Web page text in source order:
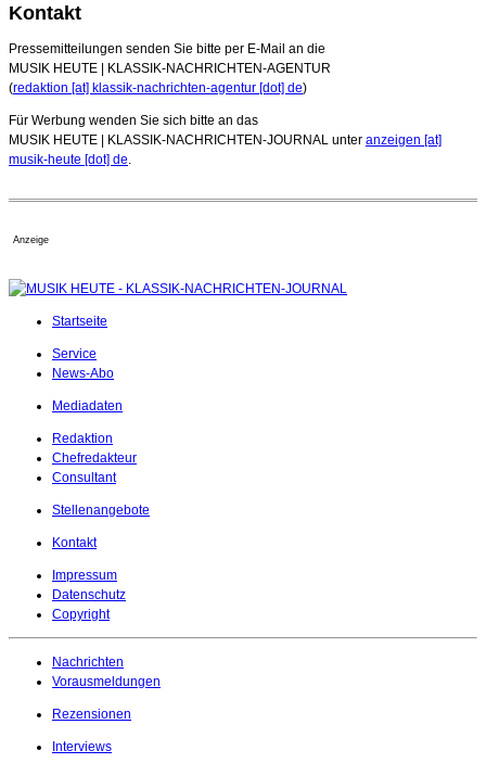
Kontakt
Pressemitteilungen senden Sie bitte per E-Mail an die
MUSIK HEUTE | KLASSIK-NACHRICHTEN-AGENTUR
(redaktion [at] klassik-nachrichten-agentur [dot] de)
Für Werbung wenden Sie sich bitte an das
MUSIK HEUTE | KLASSIK-NACHRICHTEN-JOURNAL unter anzeigen [at]
musik-heute [dot] de.
Anzeige
Startseite
Service
News-Abo
Mediadaten
Redaktion
Chefredakteur
Consultant
Stellenangebote
Kontakt
Impressum
Datenschutz
Copyright
Nachrichten
Vorausmeldungen
Rezensionen
Interviews